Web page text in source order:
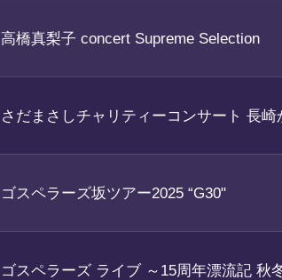
高橋真梨子 concert Supreme Selection
さだまさしチャリティーコンサート 長崎
ゴスペラーズ坂ツアー2025 “G30"
ゴスペラーズ ライブ ～15周年漂流記 秋